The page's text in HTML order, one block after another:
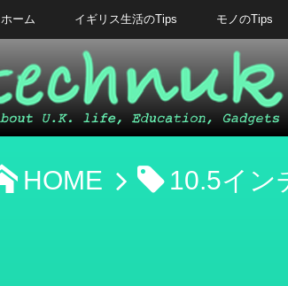
ホーム イギリス生活のTips モノのTips
HOME 10.5イン